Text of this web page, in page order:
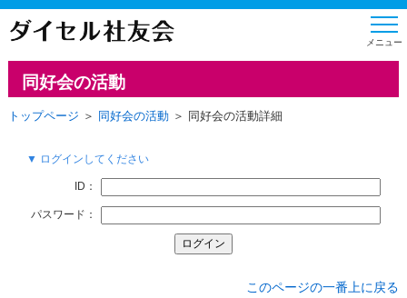
同好会の活動
トップページ ＞ 同好会の活動＞ 同好会の活動詳細
▼ ログインしてください
ID：
パスワード：
このページの一番上に戻る